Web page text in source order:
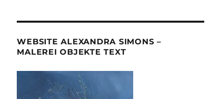
WEBSITE ALEXANDRA SIMONS –
MALEREI OBJEKTE TEXT